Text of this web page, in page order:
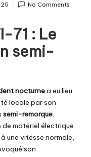
No Comments
71 : Le
semi-
nocturnea eu lieu
locale par son
semi-remorque
matériel électrique,
une vitesse normale,
son